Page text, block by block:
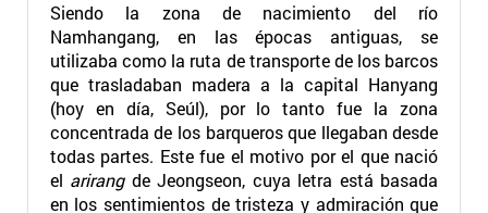
Siendo la zona de nacimiento del río
Namhangang, en las épocas antiguas, se
utilizaba como la ruta de transporte de los barcos
que trasladaban madera a la capital Hanyang
(hoy en día, Seúl), por lo tanto fue la zona
concentrada de los barqueros que llegaban desde
todas partes. Este fue el motivo por el que nació
el arirang de Jeongseon, cuya letra está basada
en los sentimientos de tristeza y admiración que